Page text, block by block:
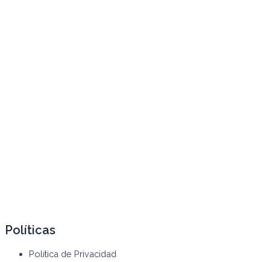
Políticas
Política de Privacidad